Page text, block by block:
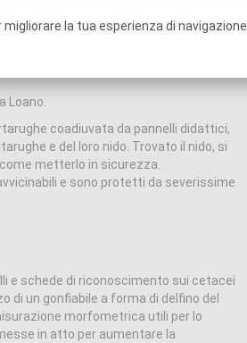
Loano.
coadiuvata da pannelli didattici,
e del loro nido. Trovato il nido, si
metterlo in sicurezza.
e sono protetti da severissime
e schede di riconoscimento sui cetacei
di un gonfiabile a forma di delfino del
morfometrica utili per lo
in atto per aumentare la
la tua esperienza di navigazione.